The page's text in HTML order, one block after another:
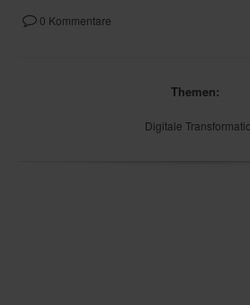
0 Kommentare
Themen:
Digitale